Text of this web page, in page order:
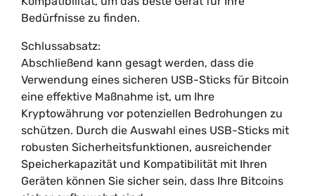
Bedürfnisse zu finden.
Schlussabsatz:
Abschließend kann gesagt werden, dass die
Verwendung eines sicheren USB-Sticks für Bitcoin
eine effektive Maßnahme ist, um Ihre
Kryptowährung vor potenziellen Bedrohungen zu
schützen. Durch die Auswahl eines USB-Sticks mit
robusten Sicherheitsfunktionen, ausreichender
Speicherkapazität und Kompatibilität mit Ihren
Geräten können Sie sicher sein, dass Ihre Bitcoins